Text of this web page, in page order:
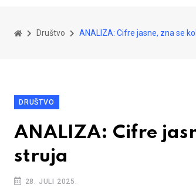
Društvo ANALIZA: Cifre jasne, zna se
DRUŠTVO
ANALIZA: Cifre
struja
28. JULI 2025.